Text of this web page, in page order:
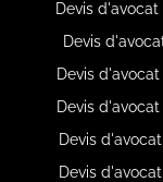
Devis
Devis
Devis
Devis
Devis
Devis